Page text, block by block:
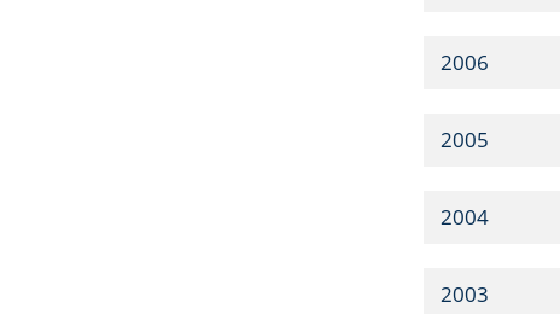
2006
2005
2004
2003